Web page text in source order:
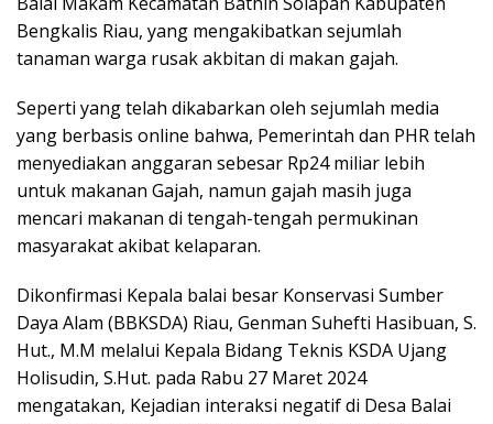
Bengkalis Riau, yang mengakibatkan sejumlah
tanaman warga rusak akbitan di makan gajah.
Seperti yang telah dikabarkan oleh sejumlah media
yang berbasis online bahwa, Pemerintah dan PHR telah
menyediakan anggaran sebesar Rp24 miliar lebih
untuk makanan Gajah, namun gajah masih juga
mencari makanan di tengah-tengah permukinan
masyarakat akibat kelaparan.
Dikonfirmasi Kepala balai besar Konservasi Sumber
Daya Alam (BBKSDA) Riau, Genman Suhefti Hasibuan, S.
Hut., M.M melalui Kepala Bidang Teknis KSDA Ujang
Holisudin, S.Hut. pada Rabu 27 Maret 2024
mengatakan, Kejadian interaksi negatif di Desa Balai